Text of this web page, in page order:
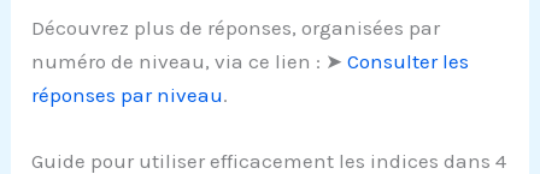
Découvrez plus de réponses, organisées par
numéro de niveau, via ce lien : ➤Consulter les
réponses par niveau.
Guide pour utiliser efficacement les indices dans 4